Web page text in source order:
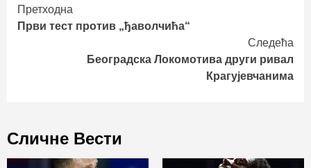
Continue
Reading
Претходна
Први тест против „ђаволчића“
Следећа
Београдска Локомотива други ривал
Крагујевчанима
Сличне Вести